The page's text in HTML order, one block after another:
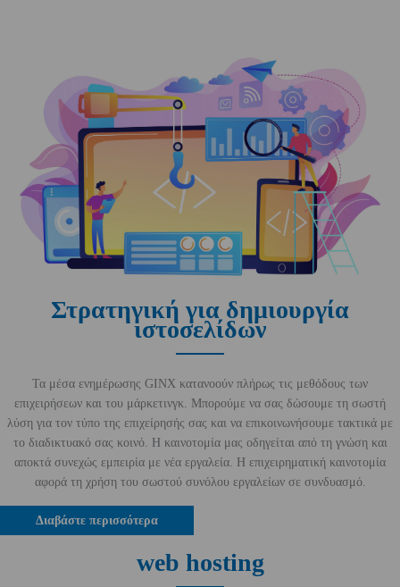
Στρατηγική για δημιουργία
ιστοσελίδων
Τα μέσα ενημέρωσης GINX κατανοούν πλήρως τις μεθόδους των
επιχειρήσεων και του μάρκετινγκ. Μπορούμε να σας δώσουμε τη σωστή
λύση για τον τύπο της επιχείρησής σας και να επικοινωνήσουμε τακτικά με
το διαδικτυακό σας κοινό. Η καινοτομία μας οδηγείται από τη γνώση και
αποκτά συνεχώς εμπειρία με νέα εργαλεία. Η επιχειρηματική καινοτομία
αφορά τη χρήση του σωστού συνόλου εργαλείων σε συνδυασμό.
Διαβάστε περισσότερα
web hosting